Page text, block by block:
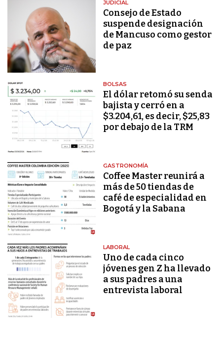
JUDICIAL
Consejo de Estado
suspende designación
de Mancuso como gestor
de paz
BOLSAS
El dólar retomó su senda
bajista y cerró en a
$3.204,61, es decir, $25,83
por debajo de la TRM
GASTRONOMÍA
Coffee Master reunirá a
más de 50 tiendas de
café de especialidad en
Bogotá y la Sabana
LABORAL
Uno de cada cinco
jóvenes gen Z ha llevado
a sus padres a una
entrevista laboral